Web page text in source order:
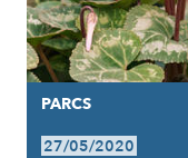
PARCS
27/05/2020